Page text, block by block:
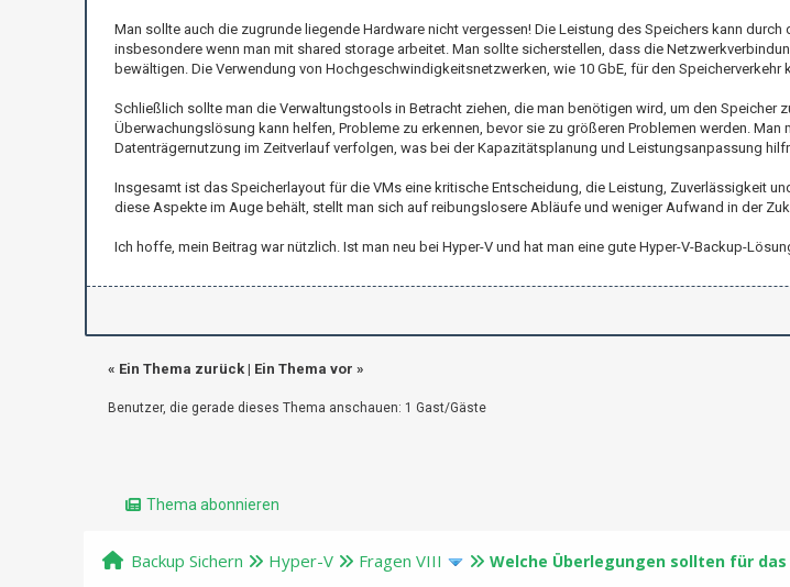
Man sollte auch die zugrunde liegende Hardware nicht vergessen! Die Leistung des Speichers kann
insbesondere wenn man mit shared storage arbeitet. Man sollte sicherstellen, dass die
bewältigen. Die Verwendung von Hochgeschwindigkeitsnetzwerken, wie 10 GbE, für den Speicherverkehr
Schließlich sollte man die Verwaltungstools in Betracht ziehen, die man benötigen wird, um den Speicher
Überwachungslösung kann helfen, Probleme zu erkennen, bevor sie zu größeren Problemen werden. Man
Datenträgernutzung im Zeitverlauf verfolgen, was bei der Kapazitätsplanung und Leistungsanpassung
Insgesamt ist das Speicherlayout für die VMs eine kritische Entscheidung, die Leistung, Zuverlässigkeit
diese Aspekte im Auge behält, stellt man sich auf reibungslosere Abläufe und weniger Aufwand in der
Ich hoffe, mein Beitrag war nützlich. Ist man neu bei Hyper-V und hat man eine gute Hyper-V-Backup-
« Ein Thema zurück| Ein Thema vor »
Benutzer, die gerade dieses Thema anschauen: 1 Gast/Gäste
Thema abonnieren
Backup Sichern Hyper-V Fragen VIII Welche Überlegungen sollten für